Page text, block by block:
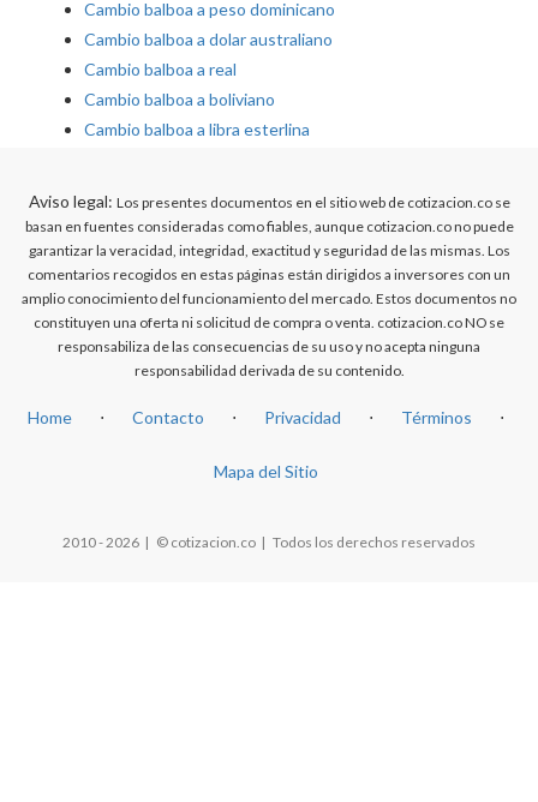
Cambio balboa a peso dominicano
Cambio balboa a dolar australiano
Cambio balboa a real
Cambio balboa a boliviano
Cambio balboa a libra esterlina
Aviso legal: Los presentes documentos en el sitio web de cotizacion.co se
basan en fuentes consideradas como fiables, aunque cotizacion.co no puede
garantizar la veracidad, integridad, exactitud y seguridad de las mismas. Los
comentarios recogidos en estas páginas están dirigidos a inversores con un
amplio conocimiento del funcionamiento del mercado. Estos documentos no
constituyen una oferta ni solicitud de compra o venta. cotizacion.co NO se
responsabiliza de las consecuencias de su uso y no acepta ninguna
responsabilidad derivada de su contenido.
Home ⋅ Contacto ⋅ Privacidad ⋅ Términos ⋅
Mapa del Sitio
2010 - 2026 | © cotizacion.co | Todos los derechos reservados